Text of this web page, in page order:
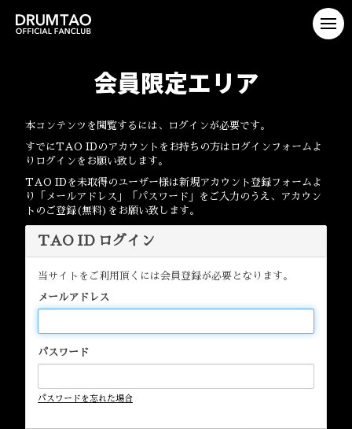
会員限定エリア
本コンテンツを閲覧するには、ログインが必要です。
すでにTAO IDのアカウントをお持ちの方はログインフォームよ
りログインをお願い致します。
TAO IDを未取得のユーザー様は新規アカウント登録フォームよ
り「メールアドレス」「パスワード」をご入力のうえ、アカウン
トのご登録(無料)をお願い致します。
TAO ID ログイン
当サイトをご利用頂くには会員登録が必要となります。
メールアドレス
パスワード
パスワードを忘れた場合